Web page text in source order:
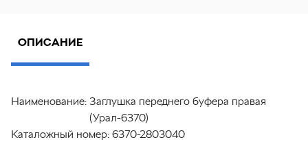
ОПИСАНИЕ
Наименование: Заглушка переднего буфера правая
(Урал-6370)
Каталожный номер: 6370-2803040